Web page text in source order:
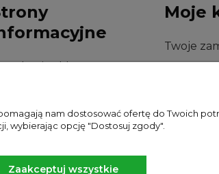
sklepu
Moje
Twoje
nam dostosować ofertę do Twoich
wybierając opcję "Dostosuj zgody".
Zaakceptuj wszystkie